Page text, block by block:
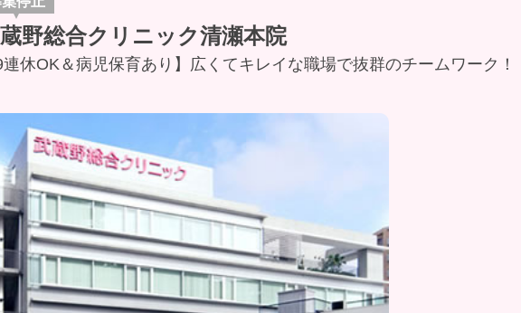
野総合クリニック清瀬本院
9連休OK＆病児保育あり】広くてキレイな職場で抜群のチームワーク！